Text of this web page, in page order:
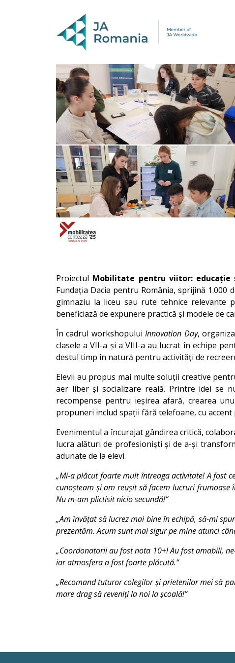
Proiectul Mobilitate pentru viitor:
Fundația Dacia pentru România, sprijină 1.000
gimnaziu la liceu sau rute tehnice relevante
beneficiază de expunere practică și modele de
În cadrul workshopuluiInnovation Day,
clasele a VII-a și a VIII-a au lucrat în echipe
destul timp în natură pentru activităţi de
Elevii au propus mai multe soluții creative
aer liber și socializare reală. Printre idei se
recompense pentru ieșirea afară, crearea
propuneri includ spații fără telefoane, cu
Evenimentul a încurajat gândirea critică,
lucra alături de profesioniști și de a-și
adunate de la elevi.
„Mi-a plăcut foarte mult întreaga activitate! A fost
cunoșteam și am reușit să facem lucruri
Nu m-am plictisit nicio secundă!“
„Am învățat să lucrez mai bine în echipă, să-mi
prezentăm. Acum sunt mai sigur pe mine atunci
„Coordonatorii au fost nota 10+! Au fost amabili,
iar atmosfera a fost foarte plăcută.“
„Recomand tuturor colegilor și prietenilor mei să
mare drag să reveniți la noi la școală!”